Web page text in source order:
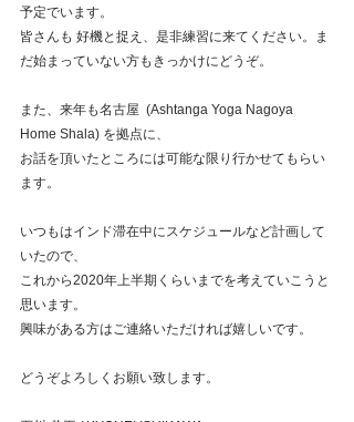
予定でいます。
皆さんも 好機と捉え、是非練習に来てください。ま
だ始まっていない方もきっかけにどうぞ。
また、来年も名古屋  (Ashtanga Yoga Nagoya
Home Shala) を拠点に、
お話を頂いたところには可能な限り行かせてもらい
ます。
いつもはインド滞在中にスケジュールなど計画して
いたので、
これから2020年上半期くらいまでを考えていこうと
思います。
興味がある方はご連絡いただければ嬉しいです。
どうぞよろしくお願い致します。